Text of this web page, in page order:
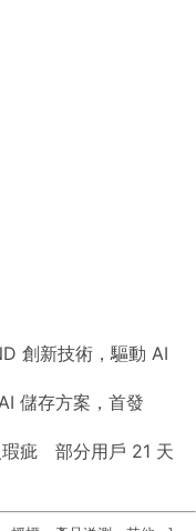
創新技術，驅動 AI
儲存方案，首發
瑕疵 部分用戶 21 天